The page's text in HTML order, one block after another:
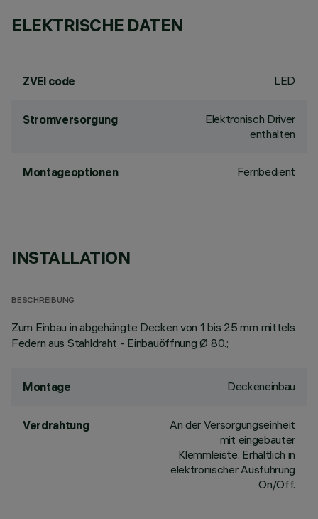
ELEKTRISCHE DATEN
ZVEI code LED
Stromversorgung
Elektronisch Driver
enthalten
Montageoptionen Fernbedient
INSTALLATION
BESCHREIBUNG
Zum Einbau in abgehängte Decken von 1 bis 25 mm mittels
Federn aus Stahldraht - Einbauöffnung Ø 80.;
Montage Deckeneinbau
Verdrahtung
An der Versorgungseinheit
mit eingebauter
Klemmleiste. Erhältlich in
elektronischer Ausführung
On/Off.